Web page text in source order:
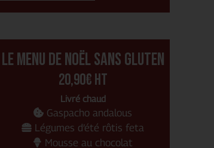
Le menu de noël sans gluten
20,90€ Ht
Livré chaud
Gaspacho andalous
Légumes d’été rôtis feta
Mousse au chocolat